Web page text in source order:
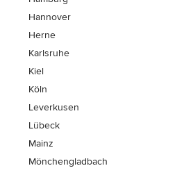
Hannover
Herne
Karlsruhe
Kiel
Köln
Leverkusen
Lübeck
Mainz
Mönchen­gladbach